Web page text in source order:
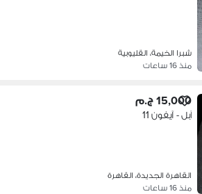
شبرا الخيمة، القليوبية
منذ 16 ساعات
15,000 ج.م
آبل - آيفون 11
القاهرة الجديدة، القاهرة
منذ 16 ساعات